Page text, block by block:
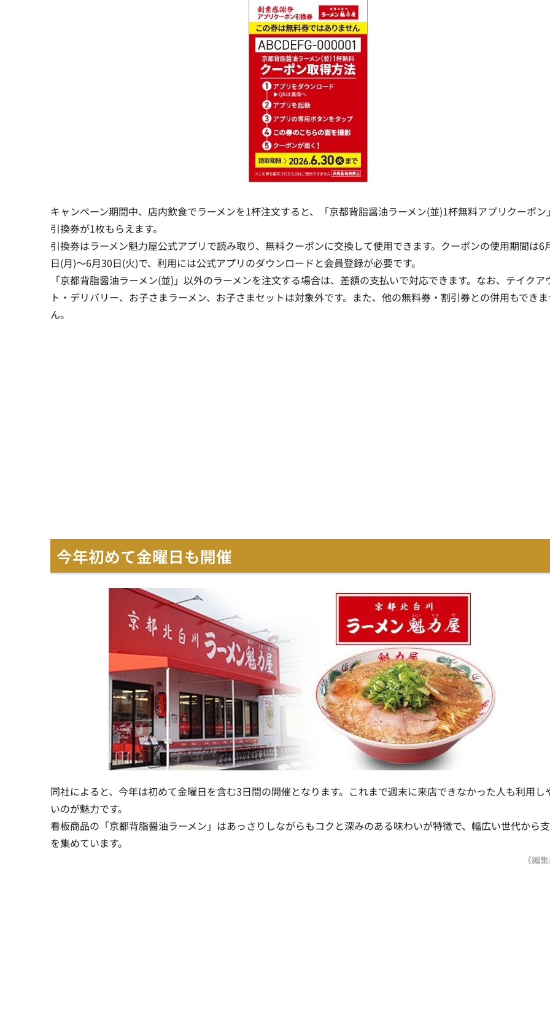
キャンペーン期間中、店内飲食でラーメンを1杯注文すると、「京都背脂醤油ラーメン(並)1杯無料アプリクーポン
引換券が1枚もらえます。
引換券はラーメン魁力屋公式アプリで読み取り、無料クーポンに交換して使用できます。クーポンの使用期間は6
日(月)～6月30日(火)で、利用には公式アプリのダウンロードと会員登録が必要です。
「京都背脂醤油ラーメン(並)」以外のラーメンを注文する場合は、差額の支払いで対応できます。なお、テイクア
ト・デリバリー、お子さまラーメン、お子さまセットは対象外です。また、他の無料券・割引券との併用もでき
ん。
今年初めて金曜日も開催
同社によると、今年は初めて金曜日を含む3日間の開催となります。これまで週末に来店できなかった人も利用し
いのが魅力です。
看板商品の「京都背脂醤油ラーメン」はあっさりしながらもコクと深みのある味わいが特徴で、幅広い世代から
を集めています。
《編